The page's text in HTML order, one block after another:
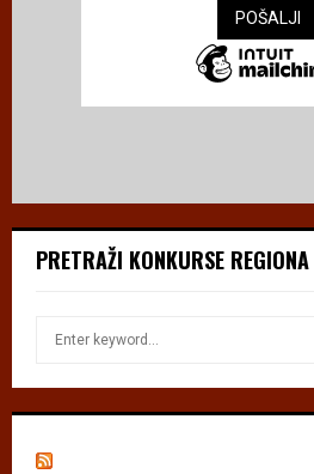
PRETRAŽI KONKURSE REGIONA
h